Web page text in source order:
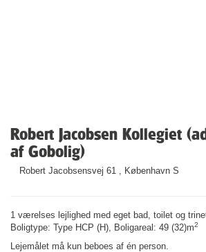
Robert Jacobsen Kollegiet
af Gobolig)
Robert Jacobsensvej 61 , København S
1 værelses lejlighed med eget bad, toilet og
Boligtype: Type HCP (H), Boligareal: 49 (32)m2
Lejemålet må kun beboes af én person.